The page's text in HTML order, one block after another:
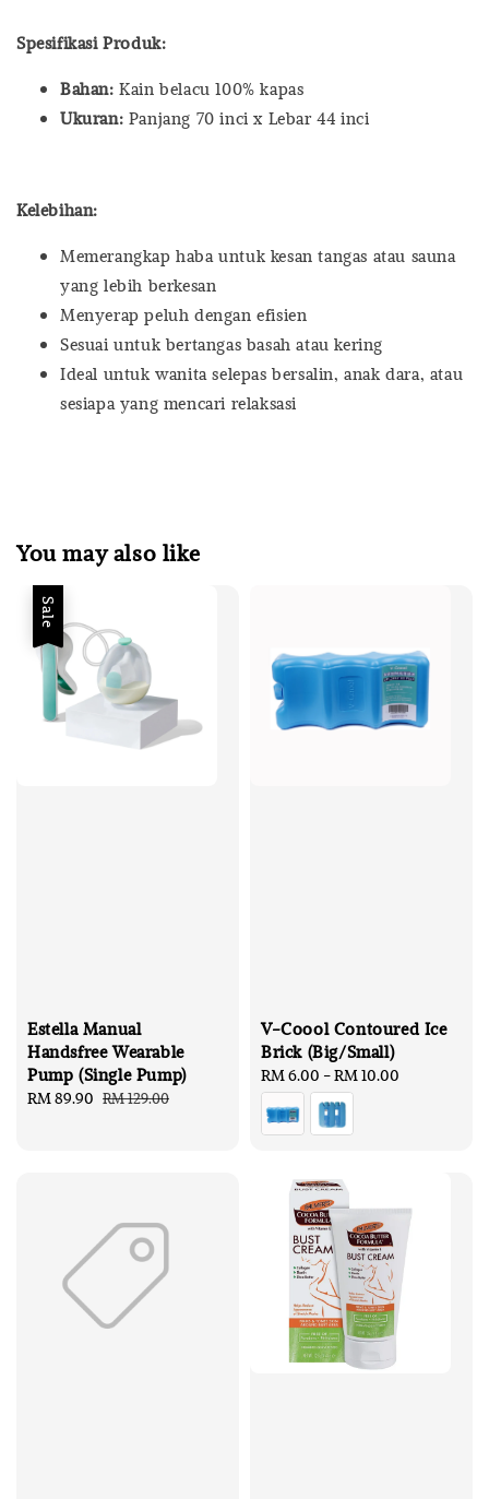
Spesifikasi Produk:
Bahan: Kain belacu 100% kapas
Ukuran: Panjang 70 inci x Lebar 44 inci
Kelebihan:
Memerangkap haba untuk kesan tangas atau sauna
yang lebih berkesan
Menyerap peluh dengan efisien
Sesuai untuk bertangas basah atau kering
Ideal untuk wanita selepas bersalin, anak dara, atau
sesiapa yang mencari relaksasi
You may also like
Sale
Estella Manual
Handsfree Wearable
Pump (Single Pump)
Sale
RM 89.90 Regular
RM 129.00
V-Coool Contoured Ice
Brick (Big/Small)
Regular
price
RM 6.00 -RM 10.00